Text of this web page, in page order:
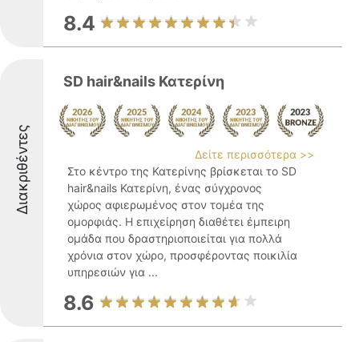
8.4
Διακριθέντες
SD hair&nails Κατερίνη
Δείτε περισσότερα >>
Στο κέντρο της Κατερίνης βρίσκεται το SD
hair&nails Κατερίνη, ένας σύγχρονος
χώρος αφιερωμένος στον τομέα της
ομορφιάς. Η επιχείρηση διαθέτει έμπειρη
ομάδα που δραστηριοποιείται για πολλά
χρόνια στον χώρο, προσφέροντας ποικιλία
υπηρεσιών για ...
8.6